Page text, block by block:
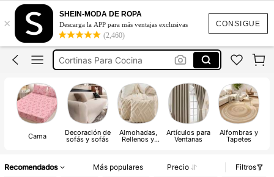
CONSIGUE
×
SHEIN-MODA DE ROPA
Descarga la APP para más ventajas exclusivas
(2,460)
Cortinas Para Cocina
Cortinas Para Recamara
Sabanas Matrimonial
Fundas Para Sillones Sala
Cortinas Para Cocina
Cama Decoración de
sofás y sofás
Almohadas,
Rellenos y
Artículos para
Ventanas
Alfombras y
Tapetes
Recomendados Más populares Precio
Filtros